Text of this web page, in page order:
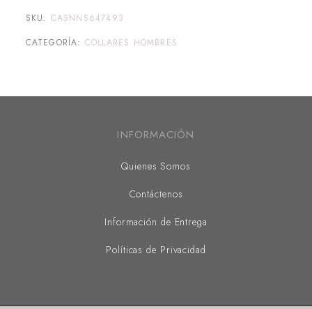
SKU: CASNNS647493
CATEGORÍA: COLLARES HOMBRES
INFORMACIÓN
Quienes Somos
Contáctenos
Información de Entrega
Políticas de Privacidad